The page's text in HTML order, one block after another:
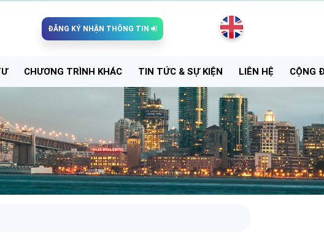
ĐĂNG KÝ NHẬN THÔNG TIN
CHƯƠNG TRÌNH KHÁC TIN TỨC & SỰ KIỆN LIÊN HỆ CỘNG